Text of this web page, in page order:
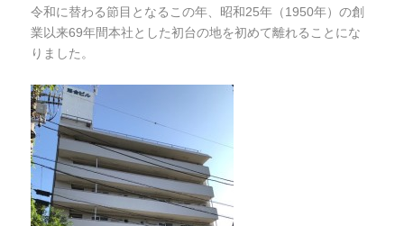
令和に替わる節目となるこの年、昭和25年（1950年）の創
業以来69年間本社とした初台の地を初めて離れることにな
りました。